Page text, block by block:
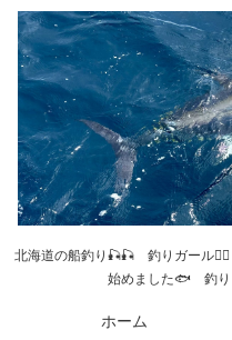
北海道の船釣り🎣🎣 釣りガール
始めました🐟 釣り
ホーム